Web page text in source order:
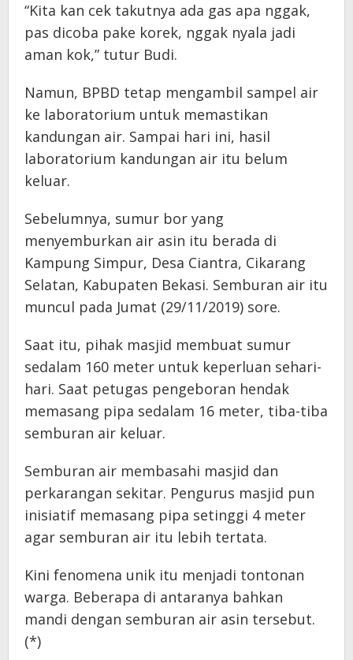
“Kita kan cek takutnya ada gas apa nggak,
pas dicoba pake korek, nggak nyala jadi
aman kok,” tutur Budi.
Namun, BPBD tetap mengambil sampel air
ke laboratorium untuk memastikan
kandungan air. Sampai hari ini, hasil
laboratorium kandungan air itu belum
keluar.
Sebelumnya, sumur bor yang
menyemburkan air asin itu berada di
Kampung Simpur, Desa Ciantra, Cikarang
Selatan, Kabupaten Bekasi. Semburan air itu
muncul pada Jumat (29/11/2019) sore.
Saat itu, pihak masjid membuat sumur
sedalam 160 meter untuk keperluan sehari-
hari. Saat petugas pengeboran hendak
memasang pipa sedalam 16 meter, tiba-tiba
semburan air keluar.
Semburan air membasahi masjid dan
perkarangan sekitar. Pengurus masjid pun
inisiatif memasang pipa setinggi 4 meter
agar semburan air itu lebih tertata.
Kini fenomena unik itu menjadi tontonan
warga. Beberapa di antaranya bahkan
mandi dengan semburan air asin tersebut.
(*)